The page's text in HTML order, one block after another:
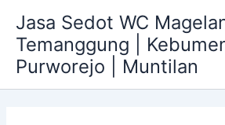
content
Jasa Sedot WC
Temanggung | Kebumen
Purworejo | Muntilan